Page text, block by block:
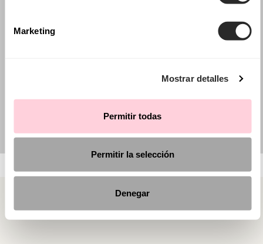
Marketing
Mostrar detalles
Permitir todas
Permitir la selección
Denegar